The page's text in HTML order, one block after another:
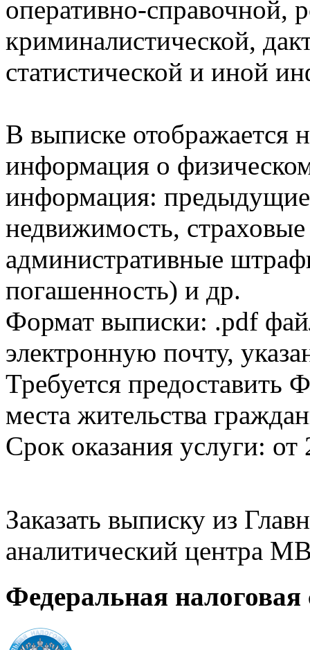
оперативно-справочной,
криминалистической,
статистической и иной
В выписке отображается
информация о
информация:
недвижимость,
административные
погашенность) и др.
Формат выписки: .pdf
электронную почту,
Требуется
места жительства
Срок оказания услуги: от
Заказать выписку из
аналитический центра
Федеральная налоговая